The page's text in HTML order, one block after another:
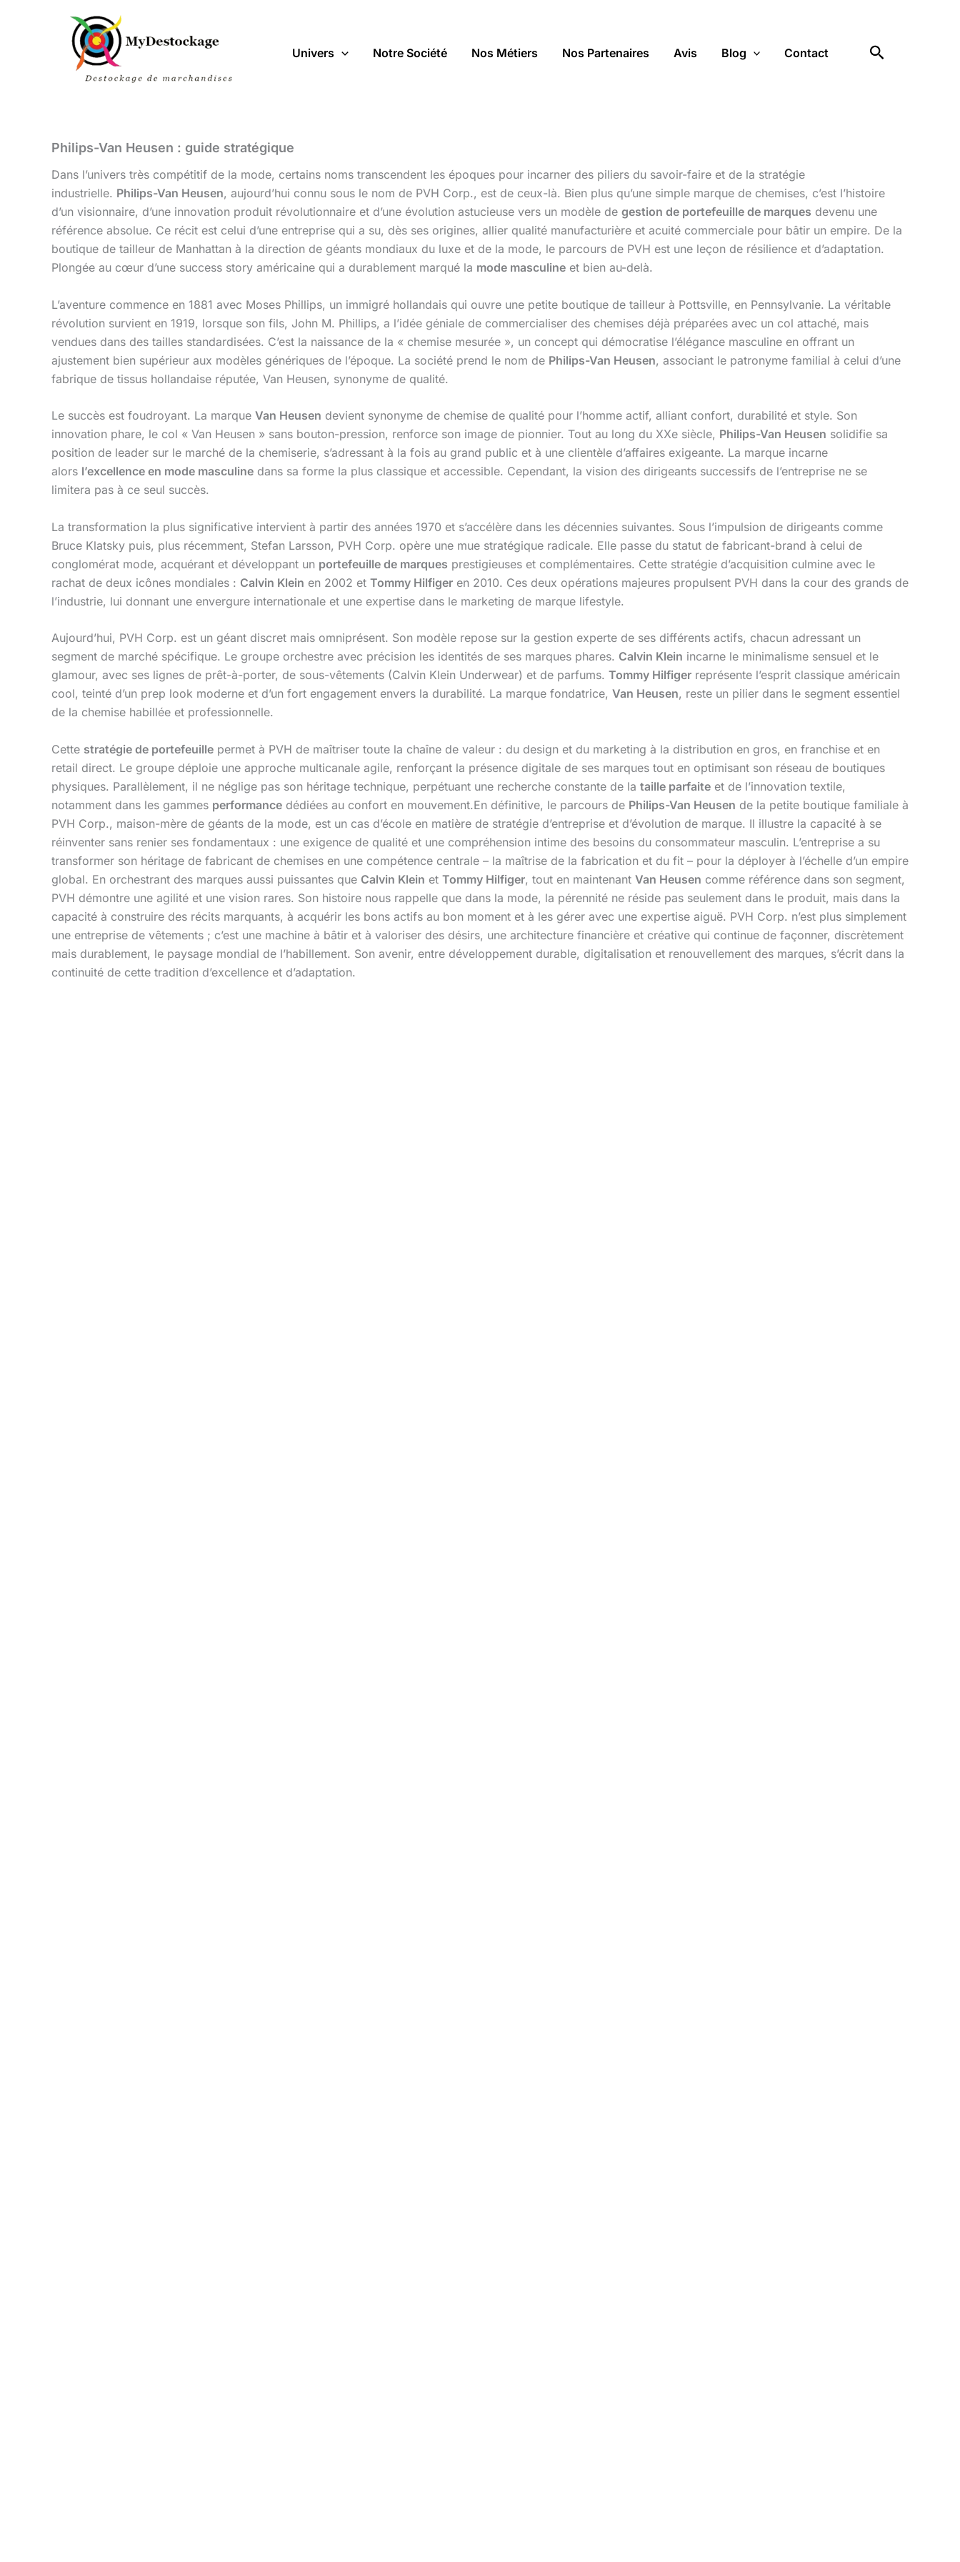
Univers Notre Société Nos Métiers Nos Partenaires Avis Blog Contact Rechercher
Philips-Van Heusen : guide stratégique
Dans l’univers très compétitif de la mode, certains noms transcendent les époques pour incarner des piliers du savoir-faire et de la stratégie
industrielle. Philips-Van Heusen, aujourd’hui connu sous le nom de PVH Corp., est de ceux-là. Bien plus qu’une simple marque de chemises, c’est l’histoire
d’un visionnaire, d’une innovation produit révolutionnaire et d’une évolution astucieuse vers un modèle de gestion de portefeuille de marques devenu une
référence absolue. Ce récit est celui d’une entreprise qui a su, dès ses origines, allier qualité manufacturière et acuité commerciale pour bâtir un empire. De la
boutique de tailleur de Manhattan à la direction de géants mondiaux du luxe et de la mode, le parcours de PVH est une leçon de résilience et d’adaptation.
Plongée au cœur d’une success story américaine qui a durablement marqué la mode masculine et bien au-delà.
L’aventure commence en 1881 avec Moses Phillips, un immigré hollandais qui ouvre une petite boutique de tailleur à Pottsville, en Pennsylvanie. La véritable
révolution survient en 1919, lorsque son fils, John M. Phillips, a l’idée géniale de commercialiser des chemises déjà préparées avec un col attaché, mais
vendues dans des tailles standardisées. C’est la naissance de la « chemise mesurée », un concept qui démocratise l’élégance masculine en offrant un
ajustement bien supérieur aux modèles génériques de l’époque. La société prend le nom de Philips-Van Heusen, associant le patronyme familial à celui d’une
fabrique de tissus hollandaise réputée, Van Heusen, synonyme de qualité.
Le succès est foudroyant. La marque Van Heusen devient synonyme de chemise de qualité pour l’homme actif, alliant confort, durabilité et style. Son
innovation phare, le col « Van Heusen » sans bouton-pression, renforce son image de pionnier. Tout au long du XXe siècle, Philips-Van Heusen solidifie sa
position de leader sur le marché de la chemiserie, s’adressant à la fois au grand public et à une clientèle d’affaires exigeante. La marque incarne
alors l’excellence en mode masculine dans sa forme la plus classique et accessible. Cependant, la vision des dirigeants successifs de l’entreprise ne se
limitera pas à ce seul succès.
La transformation la plus significative intervient à partir des années 1970 et s’accélère dans les décennies suivantes. Sous l’impulsion de dirigeants comme
Bruce Klatsky puis, plus récemment, Stefan Larsson, PVH Corp. opère une mue stratégique radicale. Elle passe du statut de fabricant-brand à celui de
conglomérat mode, acquérant et développant un portefeuille de marques prestigieuses et complémentaires. Cette stratégie d’acquisition culmine avec le
rachat de deux icônes mondiales : Calvin Klein en 2002 et Tommy Hilfiger en 2010. Ces deux opérations majeures propulsent PVH dans la cour des grands de
l’industrie, lui donnant une envergure internationale et une expertise dans le marketing de marque lifestyle.
Aujourd’hui, PVH Corp. est un géant discret mais omniprésent. Son modèle repose sur la gestion experte de ses différents actifs, chacun adressant un
segment de marché spécifique. Le groupe orchestre avec précision les identités de ses marques phares. Calvin Klein incarne le minimalisme sensuel et le
glamour, avec ses lignes de prêt-à-porter, de sous-vêtements (Calvin Klein Underwear) et de parfums. Tommy Hilfiger représente l’esprit classique américain
cool, teinté d’un prep look moderne et d’un fort engagement envers la durabilité. La marque fondatrice, Van Heusen, reste un pilier dans le segment essentiel
de la chemise habillée et professionnelle.
Cette stratégie de portefeuille permet à PVH de maîtriser toute la chaîne de valeur : du design et du marketing à la distribution en gros, en franchise et en
retail direct. Le groupe déploie une approche multicanale agile, renforçant la présence digitale de ses marques tout en optimisant son réseau de boutiques
physiques. Parallèlement, il ne néglige pas son héritage technique, perpétuant une recherche constante de la taille parfaite et de l’innovation textile,
notamment dans les gammes performance dédiées au confort en mouvement.En définitive, le parcours de Philips-Van Heusen de la petite boutique familiale à
PVH Corp., maison-mère de géants de la mode, est un cas d’école en matière de stratégie d’entreprise et d’évolution de marque. Il illustre la capacité à se
réinventer sans renier ses fondamentaux : une exigence de qualité et une compréhension intime des besoins du consommateur masculin. L’entreprise a su
transformer son héritage de fabricant de chemises en une compétence centrale – la maîtrise de la fabrication et du fit – pour la déployer à l’échelle d’un empire
global. En orchestrant des marques aussi puissantes que Calvin Klein et Tommy Hilfiger, tout en maintenant Van Heusen comme référence dans son segment,
PVH démontre une agilité et une vision rares. Son histoire nous rappelle que dans la mode, la pérennité ne réside pas seulement dans le produit, mais dans la
capacité à construire des récits marquants, à acquérir les bons actifs au bon moment et à les gérer avec une expertise aiguë. PVH Corp. n’est plus simplement
une entreprise de vêtements ; c’est une machine à bâtir et à valoriser des désirs, une architecture financière et créative qui continue de façonner, discrètement
mais durablement, le paysage mondial de l’habillement. Son avenir, entre développement durable, digitalisation et renouvellement des marques, s’écrit dans la
continuité de cette tradition d’excellence et d’adaptation.